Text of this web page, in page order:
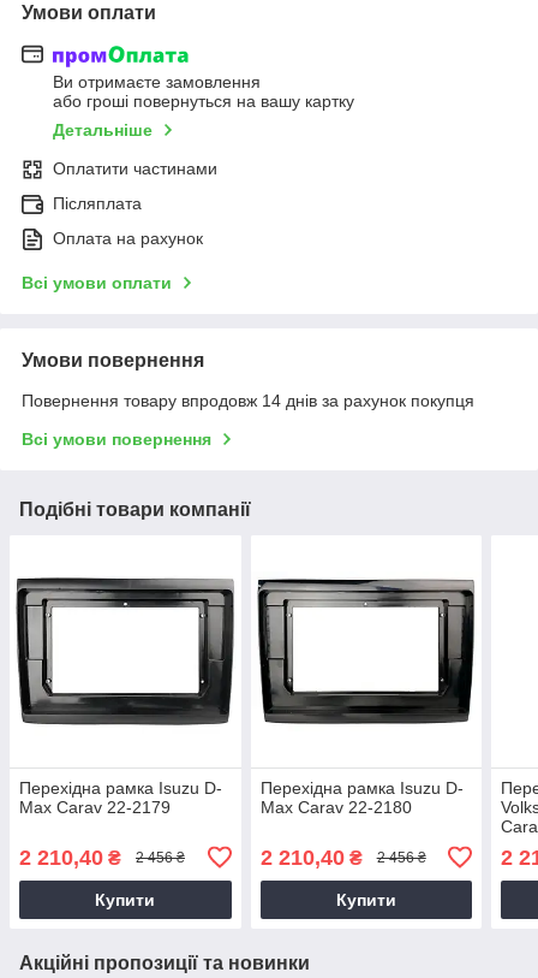
Умови оплати
Ви отримаєте замовлення
або гроші повернуться на вашу картку
Детальніше
Оплатити частинами
Післяплата
Оплата на рахунок
Всі умови оплати
Умови повернення
Повернення товару впродовж 14 днів за рахунок покупця
Всі умови повернення
Подібні товари компанії
Перехідна рамка Isuzu D-
Max Carav 22-2179
2 210,40 ₴ 2 456 ₴
Купити
Перехідна рамка Isuzu D-
Max Carav 22-2180
2 210,40₴ 2 456 ₴
Купити
2
Акційні пропозиції та новинки